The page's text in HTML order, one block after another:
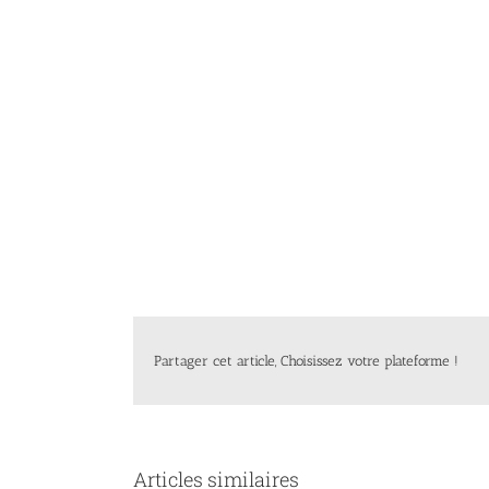
Partager cet article, Choisissez votre plateforme !
Articles similaires